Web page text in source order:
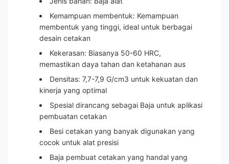
Kemampuan membentuk: Kemampuan
membentuk yang tinggi, ideal untuk berbagai
desain cetakan
Kekerasan: Biasanya 50-60 HRC,
memastikan daya tahan dan ketahanan aus
Densitas: 7,7-7,9 G/cm3 untuk kekuatan dan
kinerja yang optimal
Spesial dirancang sebagai Baja untuk aplikasi
pembuatan cetakan
Besi cetakan yang banyak digunakan yang
cocok untuk alat presisi
Baja pembuat cetakan yang handal yang